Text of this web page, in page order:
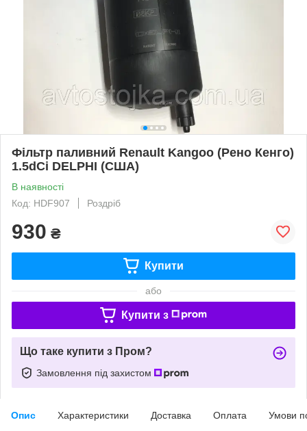
Фільтр паливний Renault Kangoo (Рено Кенго)
1.5dCi DELPHI (США)
В наявності
Код: HDF907
Роздріб
930 ₴
Купити
або
Купити з
Що таке купити з Пром?
Замовлення під захистом
Опис Характеристики Доставка Оплата Умови